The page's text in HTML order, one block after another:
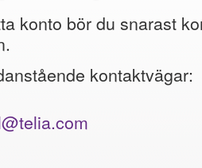
konto bör du snarast
kontaktvägar: